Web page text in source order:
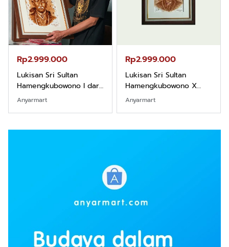
Rp2.999.000
Lukisan Sri Sultan
Hamengkubowono I dari
Kopi Karya Rudi Winarso
Anyarmart
Rp2.999.000
Lukisan Sri Sultan
Hamengkubowono X
dari Kopi Karya Rudi
Winarso
Anyarmart